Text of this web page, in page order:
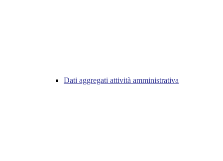
Dati aggregati attività amministrativa